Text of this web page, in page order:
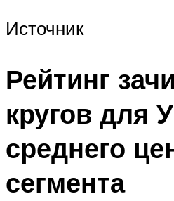
Источник
Рейтинг
кругов для
среднего
сегмента